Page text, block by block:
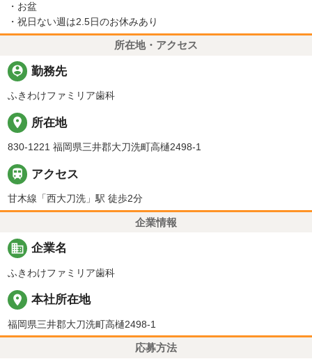
・お盆
・祝日ない週は2.5日のお休みあり
所在地・アクセス
person_pin 勤務先
ふきわけファミリア歯科
place 所在地
830-1221 福岡県三井郡大刀洗町高樋2498-1
 アクセス
甘木線「西大刀洗」駅 徒歩2分
企業情報
business 企業名
ふきわけファミリア歯科
place 本社所在地
福岡県三井郡大刀洗町高樋2498-1
応募方法